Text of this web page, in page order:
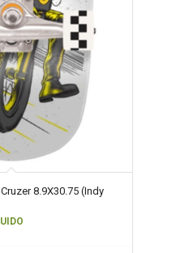
8.9X30.75 (Indy